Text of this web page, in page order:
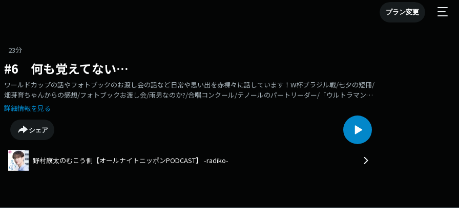
プラン変更
23分
#6 何も覚えてない…
ワールドカップの話やフォトブックのお渡し会の話など日常や思い出を赤裸々に話しています！W杯ブラジル戦/七夕の短冊/
畑芽育ちゃんからの感想/フォトブックお渡し会/雨男なのか?/合唱コンクール/テノールのパートリーダー/「ウルトラマンセ
ブン」を合唱/サンタルチア/10月18日開催『野村康太とみんなのむこう側in有楽町よみうホール』/緊張のほぐし方/國神とし
て緊張00:00 オープニング〜タイトルコール03:21 先輩からのアドバイス08:51 メッセージ紹介：合唱コンの思い出12:38 番組
イベント情報15:34 エンディング--------10月18日（日）に番組イベント「野村康太とみんなのむこう側」開催します！！野村
康太の生のトークを聴きに来てください！チケット先行発売受付中！https://event.1242.com/events/nomurakouta/--------
「野村康太のむこう側」は、野村康太の素顔に触れられるトーク番組です。感想、普通のお便り（ふつおた）、タイトル案な
どあなたからのメールお待ちしています📩kouta@allnightnippon.com番組公式X：https://x.com/kouta_annp番組公式
Instagram：https://www.instagram.com/kouta_annp/#野村康太ANNP をつけてぜひ感想など投稿お願いします！「野村康太
詳細情報を見る
シェア
野村康太のむこう側【オールナイトニッポンPODCAST】 -radiko-